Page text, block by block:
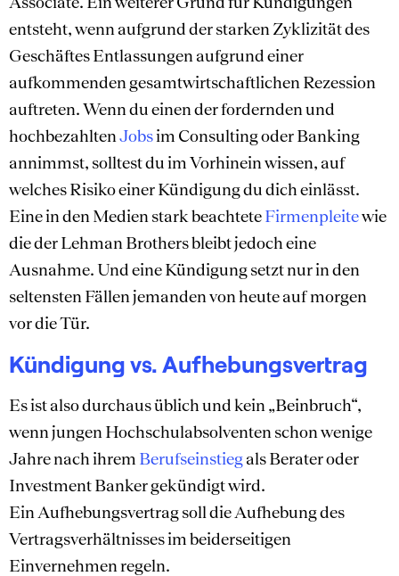
entsteht, wenn aufgrund der starken Zyklizität des
Geschäftes Entlassungen aufgrund einer
aufkommenden gesamtwirtschaftlichen Rezession
auftreten. Wenn du einen der fordernden und
hochbezahltenJobsim Consulting oder Banking
annimmst, solltest du im Vorhinein wissen, auf
welches Risiko einer Kündigung du dich einlässt.
Eine in den Medien stark beachteteFirmenpleitewie
die der Lehman Brothers bleibt jedoch eine
Ausnahme. Und eine Kündigung setzt nur in den
seltensten Fällen jemanden von heute auf morgen
vor die Tür.
Kündigung vs. Aufhebungsvertrag
Es ist also durchaus üblich und kein „Beinbruch“,
wenn jungen Hochschulabsolventen schon wenige
Jahre nach ihrem Berufseinstiegals Berater oder
Investment Banker gekündigt wird.
Ein Aufhebungsvertrag soll die Aufhebung des
Vertragsverhältnisses im beiderseitigen
Einvernehmen regeln.